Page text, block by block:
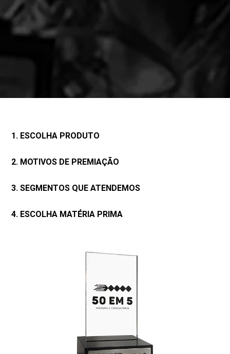
1. ESCOLHA PRODUTO
2. MOTIVOS DE PREMIAÇÃO
3. SEGMENTOS QUE ATENDEMOS
4. ESCOLHA MATÉRIA PRIMA